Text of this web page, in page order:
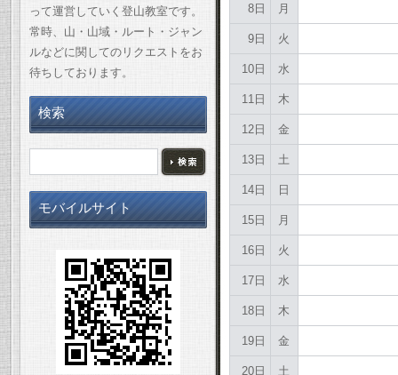
8日 月
9日 火
10日 水
11日 木
12日 金
13日 土
14日 日
15日 月
16日 火
17日 水
18日 木
19日 金
20日 土
って運営していく登山教室です。
常時、山・山域・ルート・ジャン
ルなどに関してのリクエストをお
待ちしております。
検索
モバイルサイト